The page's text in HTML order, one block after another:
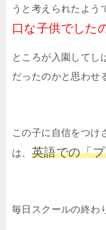
うと考えられたよう
口な子供でした
ところが入園してし
だったのかと思わせ
この子に自信をつけ
は、 英語での「
毎日スクールの終わ